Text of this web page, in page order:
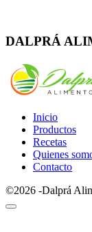
DALPRÁ
Inicio
Productos
Recetas
Quienes
Contacto
©2026 -Dalprá